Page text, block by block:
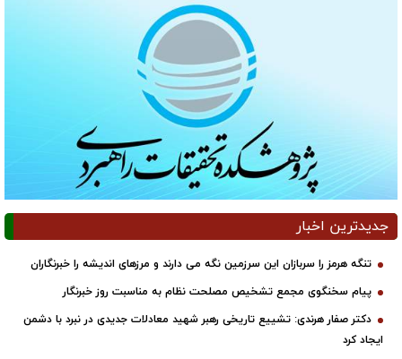
جدیدترین اخبار
تنگه هرمز را سربازان این سرزمین نگه می دارند و مرزهای اندیشه را خبرنگاران
پیام سخنگوی مجمع تشخیص مصلحت نظام به مناسبت روز خبرنگار
دکتر صفار هرندی: تشییع تاریخی رهبر شهید معادلات جدیدی در نبرد با دشمن
ایجاد کرد